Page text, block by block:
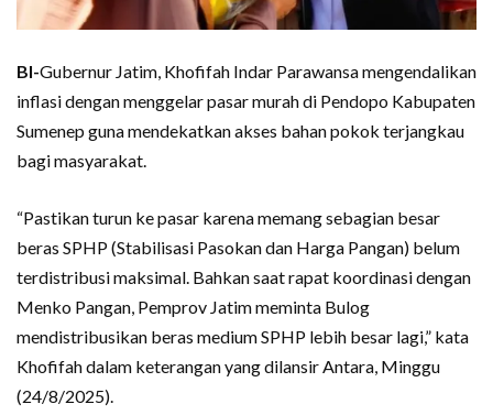
BI-Gubernur Jatim, Khofifah Indar Parawansa mengendalikan
inflasi dengan menggelar pasar murah di Pendopo Kabupaten
Sumenep guna mendekatkan akses bahan pokok terjangkau
bagi masyarakat.
“Pastikan turun ke pasar karena memang sebagian besar
beras SPHP (Stabilisasi Pasokan dan Harga Pangan) belum
terdistribusi maksimal. Bahkan saat rapat koordinasi dengan
Menko Pangan, Pemprov Jatim meminta Bulog
mendistribusikan beras medium SPHP lebih besar lagi,” kata
Khofifah dalam keterangan yang dilansir Antara, Minggu
(24/8/2025).